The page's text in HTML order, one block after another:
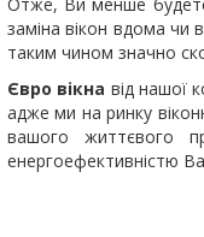
заміна вікон вдома чи
таким чином значно
Євро вікна від нашої
адже ми на ринку
вашого життєвого
енергоефективністю